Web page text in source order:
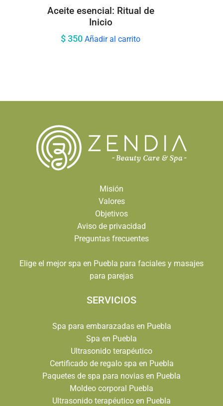
Aceite esencial: Ritual de
Inicio
$ 350 Añadir al carrito
Misión
Valores
Objetivos
Aviso de privacidad
Preguntas frecuentes
Elige el mejor spa en Puebla para faciales y masajes
para parejas
SERVICIOS
Spa para embarazadas en Puebla
Spa en Puebla
Ultrasonido terapéutico
Certificado de regalo spa en Puebla
Paquetes de spa para novias en Puebla
Moldeo corporal Puebla
Ultrasonido terapéutico en Puebla